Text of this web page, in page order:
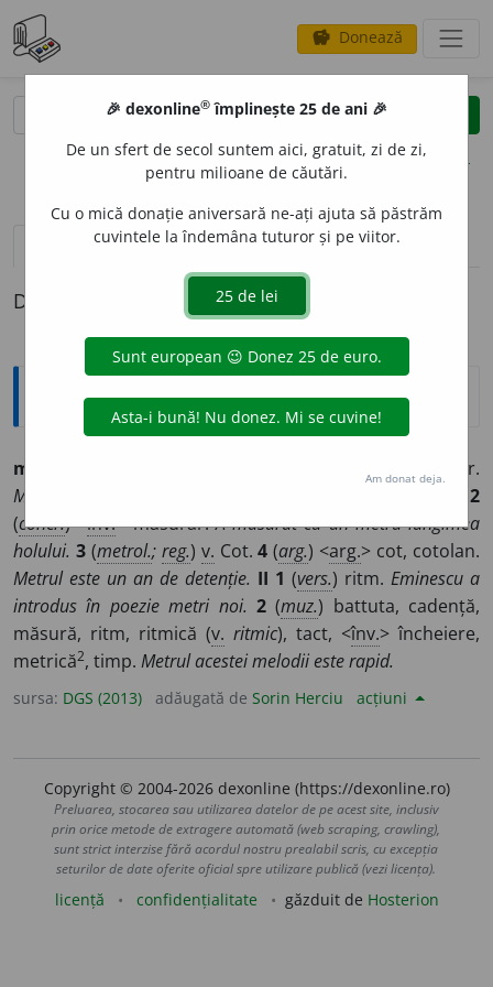
savings Donează
clear
opțiuni
definiții (1) pronunțievolume_up (42)
Definiția cu ID-ul 1376049:
Sinonime
m
> centiar.
Metrul pătrat este o unitate de măsură a suprafeței.
2
(concr.) <înv.> măsurar.A măsurat cu un metru lungimea
holului. 3(metrol.; reg.) v. Cot.4 (arg.) <arg.> cot, cotolan.
Metrul este un an de detenție. II 1 (vers.) ritm. Eminescu a
introdus în poezie metri noi. 2(muz.) battuta, cadență,
măsură, ritm, ritmică (v. ritmic), tact, <înv.> încheiere,
metrică2, timp. Metrul acestei melodii este rapid.
sursa: DGS (2013) adăugată de Sorin Herciu acțiuni
Copyright © 2004-2026 dexonline (https://dexonline.ro)
Preluarea, stocarea sau utilizarea datelor de pe acest site, inclusiv
prin orice metode de extragere automată (web scraping, crawling),
sunt strict interzise fără acordul nostru prealabil scris, cu excepția
seturilor de date oferite oficial spre utilizare publică (vezi licența).
licență confidențialitate găzduit de Hosterion
🎉 dexonline® împlinește 25 de ani 🎉
De un sfert de secol suntem aici, gratuit, zi de zi,
pentru milioane de căutări.
Cu o mică donație aniversară ne-ați ajuta să păstrăm
cuvintele la îndemâna tuturor și pe viitor.
Am donat deja.